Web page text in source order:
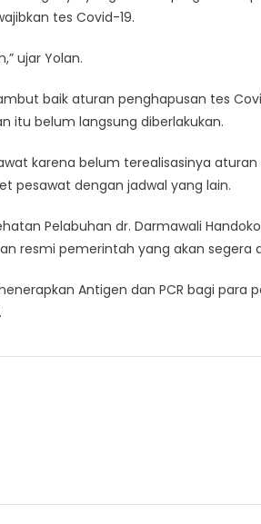
tes Covid-19.
ujar Yolan.
baik aturan penghapusan tes
itu belum langsung diberlakukan.
karena belum terealisasinya aturan
pesawat dengan jadwal yang lain.
Pelabuhan dr. Darmawali
resmi pemerintah yang akan segera
Antigen dan PCR bagi para